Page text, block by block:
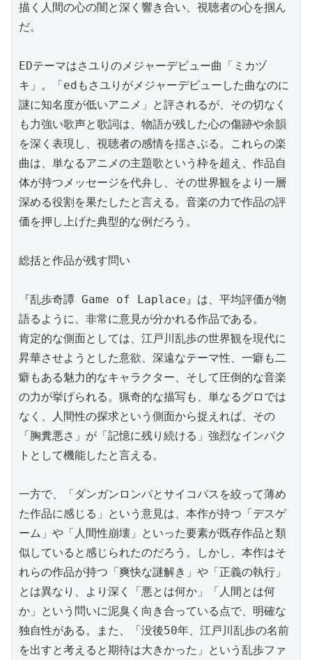
描く人間の心の闇と深く響き合い、視聴者の心を掴ん
だ。
EDテーマはさユりのメジャーデビュー曲「ミカヅ
キ」。「edもさユりがメジャーデビューした曲なのに
謎に知名度が低いアニメ」と評されるが、その切なく
も力強い歌声と歌詞は、物語が残した心の傷跡や余韻
を深く表現し、視聴者の感情を揺さぶる。これらの楽
曲は、単なるアニメの主題歌という枠を超え、作品自
体が持つメッセージを代弁し、その世界観をより一層
深める役割を果たしたと言える。音楽の力で作品の評
価を押し上げた典型的な例だろう。
総括と作品が残す問い
『乱歩奇譚 Game of Laplace』は、平均評価が物
語るように、非常に意見が分かれる作品である。
肯定的な側面としては、江戸川乱歩の世界観を現代に
昇華させようとした意欲、深遠なテーマ性、一癖も二
癖もある魅力的なキャラクター、そして圧倒的な音楽
の力が挙げられる。猟奇的な描写も、単なるグロでは
なく、人間性の探求という側面から捉えれば、その
「胸糞悪さ」が「記憶に残り続ける」強烈なインパク
トとして機能したと言える。
一方で、「ダンガンロンパとサイコパスを絞って薄め
た作品に感じる」という意見は、本作が持つ「デスゲ
ーム」や「人間性崩壊」といった要素が既存作品と類
似していると感じられたのだろう。しかし、本作はそ
れらの作品が持つ「爽快な謎解き」や「正義の執行」
とは異なり、より深く「悪とは何か」「人間とは何
か」という問いに泥臭く向き合っている点で、明確な
独自性がある。また、「没後50年、江戸川乱歩の名前
を出すと考えると期待は大きかった」という乱歩ファ